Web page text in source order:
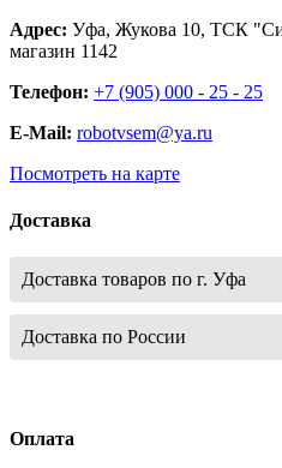
Адрес: Уфа, Жукова 10, ТСК
магазин 1142
Телефон: +7 (905) 000 - 25 - 25
E-Mail: robotvsem@ya.ru
Посмотреть на карте
Доставка
Доставка товаров по г. Уфа
Доставка по России
Оплата